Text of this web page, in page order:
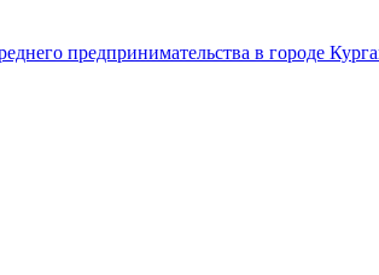
предпринимательства в городе